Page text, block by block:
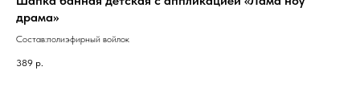
драма»
Состав:полиэфирный войлок
389 р.